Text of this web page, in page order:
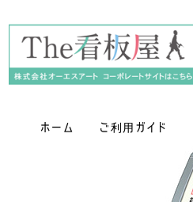
ホーム ご利用ガイド